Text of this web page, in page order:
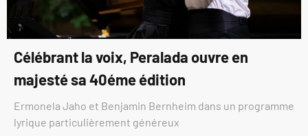
Célébrant la voix, Peralada ouvre en
majesté sa 40éme édition
Ermonela Jaho et Benjamin Bernheim dans un programme
lyrique particulièrement généreux